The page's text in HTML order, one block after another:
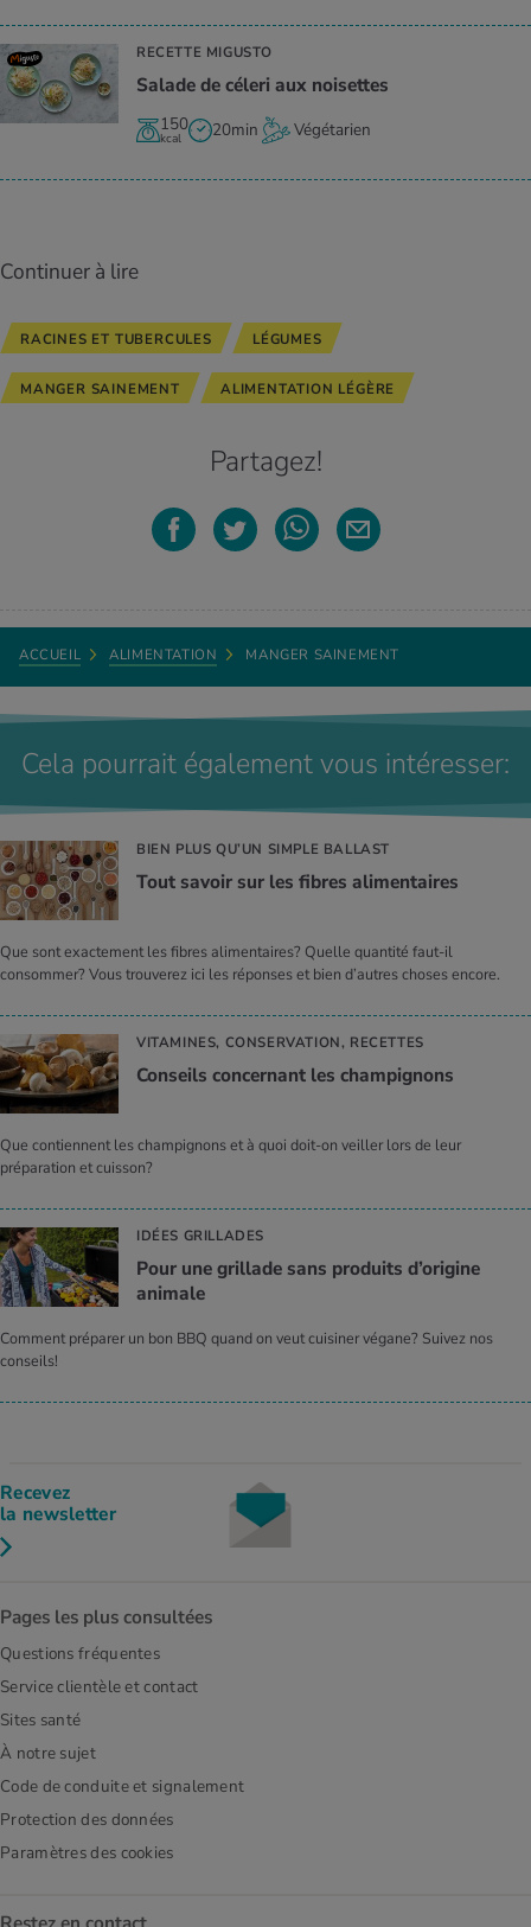
RECETTE MIGUSTO
Salade de céleri aux noi­settes
150
kcal 20min Végétarien
Continuer à lire
RACINES ET TUBERCULES LÉGUMES
MANGER SAINEMENT ALIMENTATION LÉGÈRE
Partagez!
ACCUEIL ALIMENTATION MANGER SAINEMENT
Cela pourrait également vous intéresser:
BIEN PLUS QU’UN SIMPLE BALLAST
Tout savoir sur les fibres alimentaires
Que sont exactement les fibres alimentaires? Quelle quantité faut-il
consommer? Vous trouverez ici les réponses et bien d’autres choses encore.
VITAMINES, CONSERVATION, RECETTES
Conseils concernant les champignons
Que contiennent les champignons et à quoi doit-on veiller lors de leur
préparation et cuisson?
IDÉES GRILLADES
Pour une grillade sans produits d’origine
animale
Comment préparer un bon BBQ quand on veut cuisiner végane? Suivez nos
conseils!
Recevez
la newsletter
Pages les plus consultées
Questions fréquentes
Service clientèle et contact
Sites santé
À notre sujet
Code de conduite et signalement
Protection des données
Paramètres des cookies